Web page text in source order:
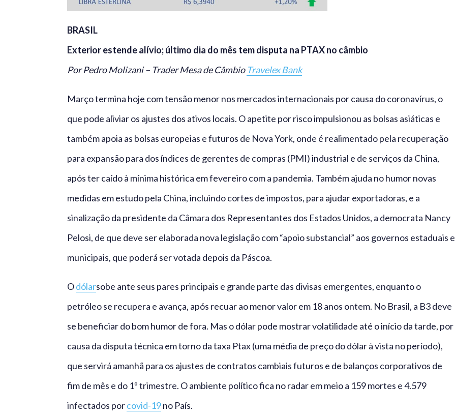
BRASIL
Exterior estende alívio; último dia do mês tem disputa na PTAX no câmbio
Por Pedro Molizani – Trader Mesa de Câmbio Travelex Bank
Março termina hoje com tensão menor nos mercados internacionais por causa do coronavírus, o
que pode aliviar os ajustes dos ativos locais. O apetite por risco impulsionou as bolsas asiáticas e
também apoia as bolsas europeias e futuros de Nova York, onde é realimentado pela recuperação
para expansão para dos índices de gerentes de compras (PMI) industrial e de serviços da China,
após ter caído à mínima histórica em fevereiro com a pandemia. Também ajuda no humor novas
medidas em estudo pela China, incluindo cortes de impostos, para ajudar exportadoras, e a
sinalização da presidente da Câmara dos Representantes dos Estados Unidos, a democrata Nancy
Pelosi, de que deve ser elaborada nova legislação com “apoio substancial” aos governos estaduais e
municipais, que poderá ser votada depois da Páscoa.
Odólarsobe ante seus pares principais e grande parte das divisas emergentes, enquanto o
petróleo se recupera e avança, após recuar ao menor valor em 18 anos ontem. No Brasil, a B3 deve
se beneficiar do bom humor de fora. Mas o dólar pode mostrar volatilidade até o início da tarde, por
causa da disputa técnica em torno da taxa Ptax (uma média de preço do dólar à vista no período),
que servirá amanhã para os ajustes de contratos cambiais futuros e de balanços corporativos de
fim de mês e do 1º trimestre. O ambiente político fica no radar em meio a 159 mortes e 4.579
infectados porcovid-19no País.